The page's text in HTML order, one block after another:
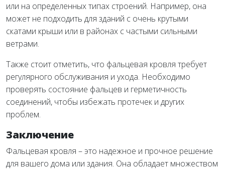
или на определенных типах строений. Например, она
может не подходить для зданий с очень крутыми
скатами крыши или в районах с частыми сильными
ветрами.
Также стоит отметить, что фальцевая кровля требует
регулярного обслуживания и ухода. Необходимо
проверять состояние фальцев и герметичность
соединений, чтобы избежать протечек и других
проблем.
Заключение
Фальцевая кровля – это надежное и прочное решение
для вашего дома или здания. Она обладает множеством